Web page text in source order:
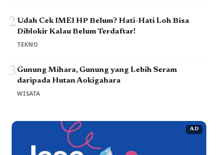
2Udah Cek IMEI HP Belum? Hati-Hati Loh Bisa
Diblokir Kalau Belum Terdaftar!
TEKNO
3Gunung Mihara, Gunung yang Lebih Seram
daripada Hutan Aokigahara
WISATA
AD